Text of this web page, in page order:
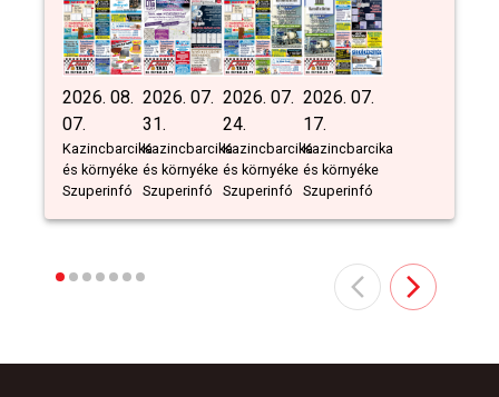
2026. 08.
07.
Kazincbarcika
és környéke
Szuperinfó
2026. 07.
31.
Kazincbarcika
és környéke
Szuperinfó
2026. 07.
24.
Kazincbarcika
és környéke
Szuperinfó
2026. 07.
17.
Kazincbarcika
és környéke
Szuperinfó